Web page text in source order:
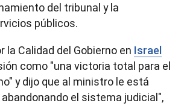
del tribunal y la
públicos.
la Calidad del Gobierno en Israel
como "una victoria total para el
y dijo que al ministro le está
el sistema judicial",